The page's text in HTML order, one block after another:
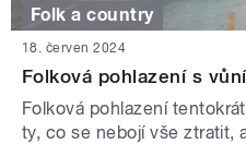
Folk a country
18. červen 2024
Folková pohlazení s
Folková pohlazení
ty, co se nebojí vše ztratit,